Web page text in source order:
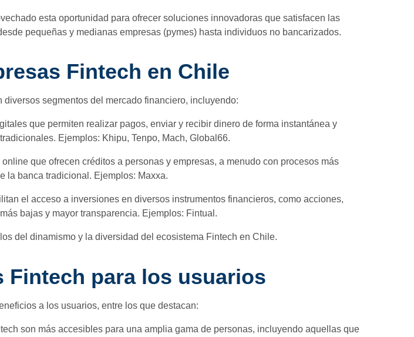
esta oportunidad para ofrecer soluciones innovadoras que satisfacen las
pequeñas y medianas empresas (pymes) hasta individuos no bancarizados.
Fintech en Chile
diversos segmentos del mercado financiero, incluyendo:
que permiten realizar pagos, enviar y recibir dinero de forma instantánea y
Ejemplos: Khipu, Tenpo, Mach, Global66.
que ofrecen créditos a personas y empresas, a menudo con procesos más
la banca tradicional. Ejemplos: Maxxa.
el acceso a inversiones en diversos instrumentos financieros, como acciones,
bajas y mayor transparencia. Ejemplos: Fintual.
del dinamismo y la diversidad del ecosistema Fintech en Chile.
Fintech para los usuarios
a los usuarios, entre los que destacan:
son más accesibles para una amplia gama de personas, incluyendo aquellas que